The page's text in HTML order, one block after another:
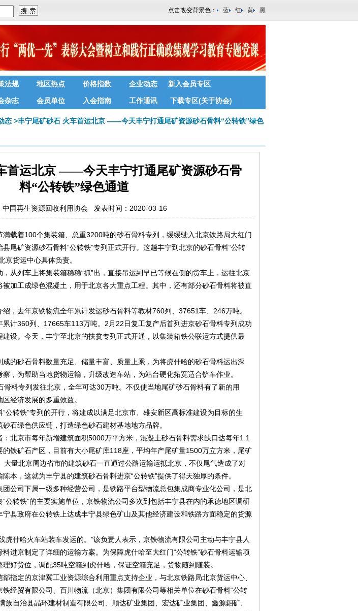
点击改变背景色： 蓝 红 黄 黑
法规 地区热点 价格指数 企业动态 新入会员专区
杂志 会员单位 入会指南 工作通讯 下载专区(关于协会)
态 >丰宁尾矿砂石 火车首运北京 ——今天丰宁打通尾矿资源砂石骨料“公转铁”绿色
首运北京 ——今天丰宁打通尾矿资源砂石骨
料“公转铁”绿色通道
中国再生资源回收利用协会 发表时间：2020-03-16
载着100个集装箱、总重3200吨的砂石骨料专列，缓缓驶入北京铁路局大红门
尾矿资源砂石骨料“公转铁”专列正式开行。这趟丰宁到北京的砂石骨料“公转
京货运中心具体负责。
从列车上将集装箱稳稳“抓”出，直接吊运到早已等候在侧的货车上，运往北京
加工成绿色混凝土，用于北京各大重点工程。其中，还有部分砂石骨料将被直
，去年京铁物流全年累计发运砂石骨料等教材760列、37651车、246万吨。
计360列、17665车113万吨。2月22日复工复产后首列进京砂石骨料专列成功
设。今天，丰宁至北京的扶贫专列正式开通，以集装箱铁公联运方式提供最
的砂石骨料数量充足、储量丰富、质量上乘，为将虎什哈的砂石骨料运出深
，为帮助当地货物运输，升级改造车站，为站台硬化拓宽适合铲车作业。
料专列发往北京，全年可达30万吨。不仅使当地尾矿砂石骨料有了新的用
经济发展的多重效益。
公转铁”专列的开行，将建成以满足北京市、雄安新区高标准建设为目标的生
石绿色供应链，打造绿色砂石建材基地地方品牌。
北京市每年新增建筑面积5000万平方米，混凝土砂石骨料需求缺口达每年1.1
铁矿石产区，目前有大小尾矿库118座，平均年产尾矿量1500万立方米，尾矿
大量北京周边省市的建筑砂石一直通过公路运输运抵北京，不仅尾气造成了对
本，这就为丰宁县的建筑砂石骨料进京“公转铁”提供了得天独厚的条件。
公司下属一级多种经营公司，是铁路平台型物流总包集成商专业化公司，是北
公转铁”的主要实施单位，京铁物流公司多次到包括丰宁县在内的承德地区调研
县政府在公转铁上达成丰宁县绿色矿山及其他经济建设和铁路方面稳定的货源
虎什哈火车站装车发运的。”该负责人表示，京铁物流有限公司主动与丰宁县人
进京制定了详细的运输方案。为保障虎什哈至大红门“公转铁”砂石骨料运输项
好货位，调配35吨空箱到虎什哈，保证空箱充足，货物随到随装。
指定的京津冀工业资源综合利用重点支持企业，与北京铁路局北京货运中心、
经贸有限公司、百川物流（北京）集团有限公司等相关单位在砂石骨料“公转
族自治县晶环建材制造有限公司、顺达矿业集团、宏达矿业集团、鑫源鉬矿、